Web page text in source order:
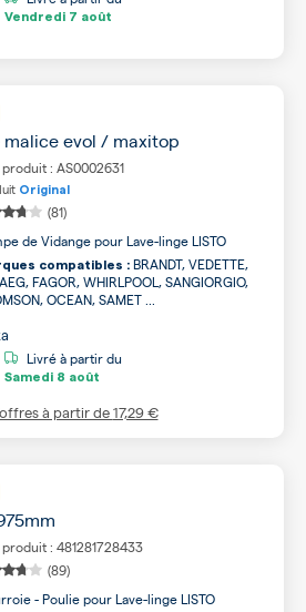
Vendredi 7 août
evol / maxitop
produit : AS0002631
Original
(81)
de Vidange pour Lave-linge LISTO
compatibles : BRANDT, VEDETTE,
FAGOR, WHIRLPOOL, SANGIORGIO,
OCEAN, SAMET ...
Livré à partir du
Samedi 8 août
à partir de17,29 €
produit : 481281728433
(89)
- Poulie pour Lave-linge LISTO